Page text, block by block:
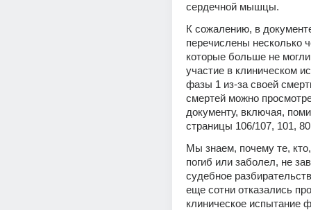
сердечной мышцы.
К сожалению, в
перечислены несколько
которые больше не
участие в клиническом
фазы 1 из-за своей
смертей можно
документу, включая,
страницы 106/107, 101,
Мы знаем, почему те,
погиб или заболел, не
судебное
еще сотни отказались
клиническое испытание